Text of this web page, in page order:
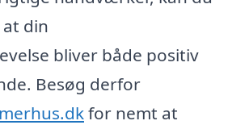
din
bliver både positiv
Besøg derfor
for nemt at